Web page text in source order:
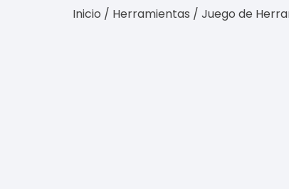
Inicio / Herramientas / Juego de